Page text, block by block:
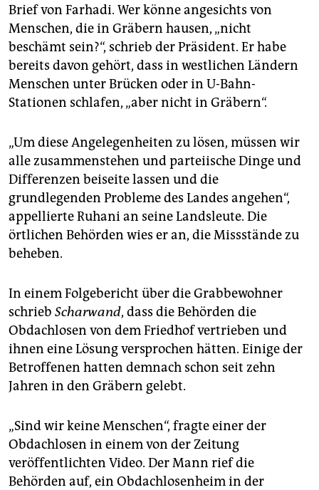
Brief von Farhadi. Wer könne angesichts von
Menschen, die in Gräbern hausen, „nicht
beschämt sein?“, schrieb der Präsident. Er habe
bereits davon gehört, dass in westlichen Ländern
Menschen unter Brücken oder in U-Bahn-
Stationen schlafen, „aber nicht in Gräbern“.
„Um diese Angelegenheiten zu lösen, müssen wir
alle zusammenstehen und parteiische Dinge und
Differenzen beiseite lassen und die
grundlegenden Probleme des Landes angehen“,
appellierte Ruhani an seine Landsleute. Die
örtlichen Behörden wies er an, die Missstände zu
beheben.
In einem Folgebericht über die Grabbewohner
schrieb Scharwand, dass die Behörden die
Obdachlosen von dem Friedhof vertrieben und
ihnen eine Lösung versprochen hätten. Einige der
Betroffenen hatten demnach schon seit zehn
Jahren in den Gräbern gelebt.
„Sind wir keine Menschen“, fragte einer der
Obdachlosen in einem von der Zeitung
veröffentlichten Video. Der Mann rief die
Behörden auf, ein Obdachlosenheim in der